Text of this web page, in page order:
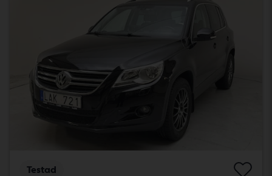
Testad